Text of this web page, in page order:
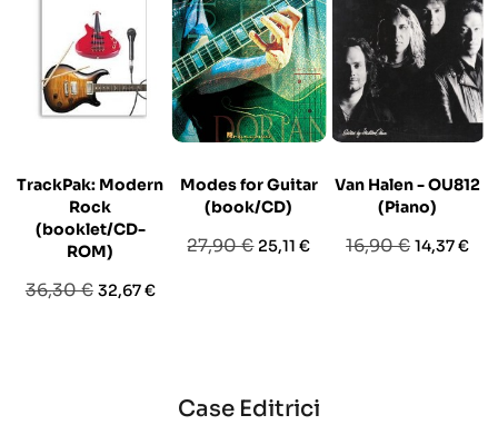
TrackPak: Modern
Rock
(booklet/CD-
ROM)
Prezzo
36,30 € Prezzo
32,67 €
Modes for Guitar
(book/CD)
Prezzo
27,90 € Prezzo
25,11 €
Van Halen - OU812
(Piano)
Prezzo
16,90 € Prezzo
14,37 €
Case Editrici